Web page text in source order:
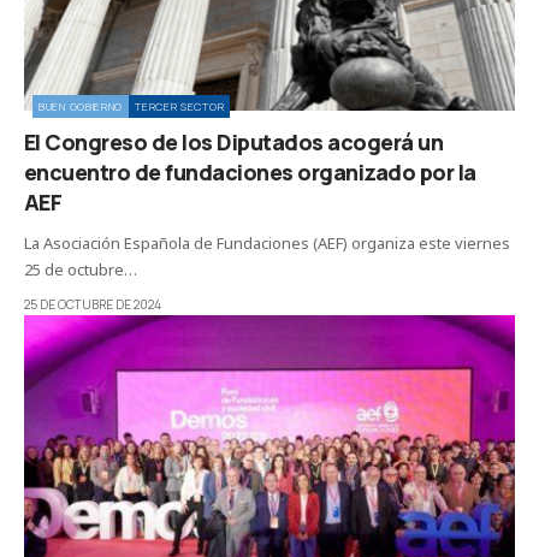
BUEN GOBIERNO TERCER SECTOR
El Congreso de los Diputados acogerá un
encuentro de fundaciones organizado por la
AEF
La Asociación Española de Fundaciones (AEF) organiza este viernes
25 de octubre…
25 DE OCTUBRE DE 2024